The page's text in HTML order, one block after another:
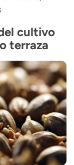
cultivo
terraza